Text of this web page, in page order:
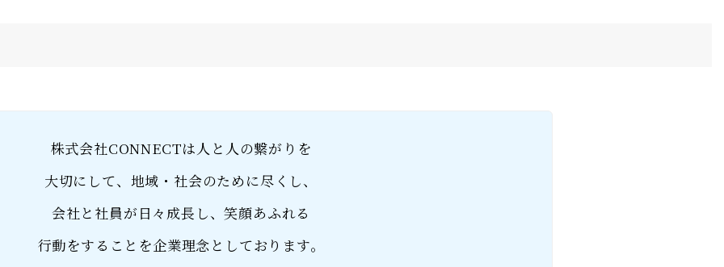
株式会社CONNECTは人と人の繋がりを
大切にして、地域・社会のために尽くし、
会社と社員が日々成長し、笑顔あふれる
行動をすることを企業理念としております。